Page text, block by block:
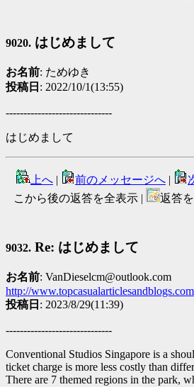
9020. はじめまして
お名前: ためゆき
投稿日 : 2022/10/1(13:55)
------------------------------
はじめまして
上へ | 前のメッセージへ |
こから後の返答を全表示 |
返答
9032. Re: はじめまして
お名前: VanDieselcm@outlook.com
http://www.topcasualarticlesandblogs.com
投稿日 : 2023/8/29(11:39)
------------------------------
Conventional Studios Singapore is a
ticket charge is more less costly than
There are 7 themed regions in the park,